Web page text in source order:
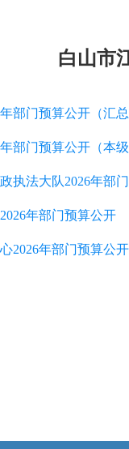
白山市
部门预算公开（汇
部门预算公开（本
执法⼤队2026年部
年部门预算公开
2026年部门预算公开